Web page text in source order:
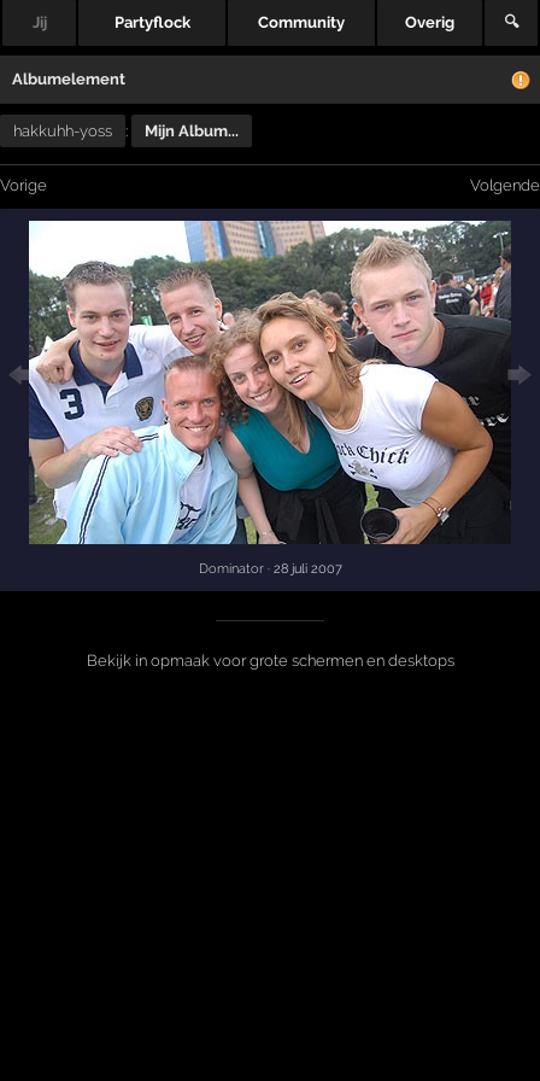
Jij Partyflock Community Overig 🔍
Albumelement
hakkuhh-yoss : Mijn Album...
Vorige Volgende
Dominator· 28 juli 2007
Bekijk in opmaak voor grote schermen en desktops